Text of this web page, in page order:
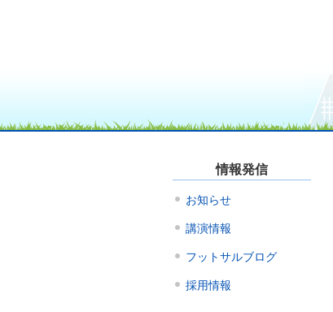
情報発信
お知らせ
講演情報
フットサルブログ
採用情報